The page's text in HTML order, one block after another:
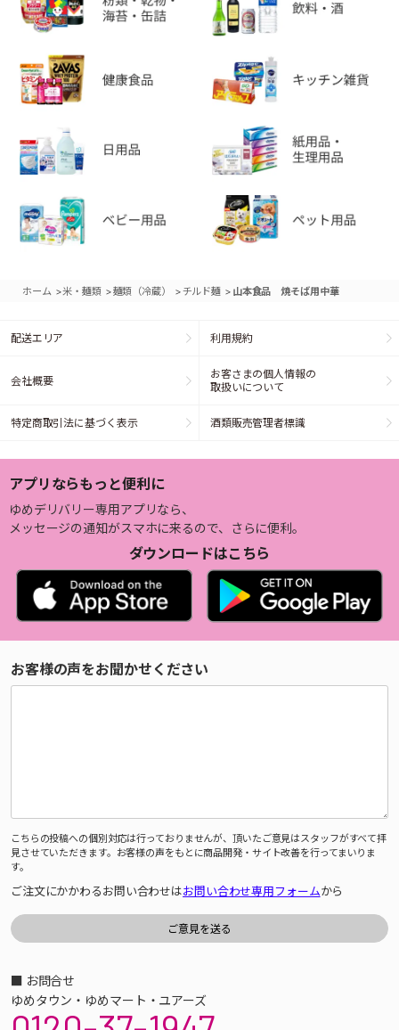
ホーム >米・麺類 >麺類（冷蔵） >チルド麺 > 山本食品 焼そば用中華
配送エリア 利用規約
会社概要
お客さまの個人情報の
取扱いについて
特定商取引法に基づく表示 酒類販売管理者標識
アプリならもっと便利に
ゆめデリバリー専用アプリなら、
メッセージの通知がスマホに来るので、さらに便利。
ダウンロードはこちら
お客様の声をお聞かせください
こちらの投稿への個別対応は行っておりませんが、頂いたご意見はスタッフがすべて拝
見させていただきます。お客様の声をもとに商品開発・サイト改善を行ってまいりま
す。
ご注文にかかわるお問い合わせはお問い合わせ専用フォームから
■ お問合せ
ゆめタウン・ゆめマート・ユアーズ